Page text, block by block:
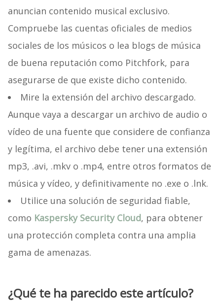
anuncian contenido musical exclusivo.
Compruebe las cuentas oficiales de medios
sociales de los músicos o lea blogs de música
de buena reputación como Pitchfork, para
asegurarse de que existe dicho contenido.
Mire la extensión del archivo descargado.
Aunque vaya a descargar un archivo de audio o
vídeo de una fuente que considere de confianza
y legítima, el archivo debe tener una extensión
mp3, .avi, .mkv o .mp4, entre otros formatos de
música y vídeo, y definitivamente no .exe o .lnk.
Utilice una solución de seguridad fiable,
como Kaspersky Security Cloud, para obtener
una protección completa contra una amplia
gama de amenazas.
¿Qué te ha parecido este artículo?